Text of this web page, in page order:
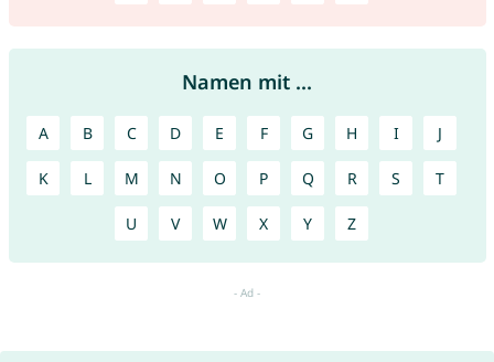
Namen mit ...
A B C D E F G H I J
K L M N O P Q R S T
U V W X Y Z